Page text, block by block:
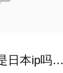
日本ip吗以